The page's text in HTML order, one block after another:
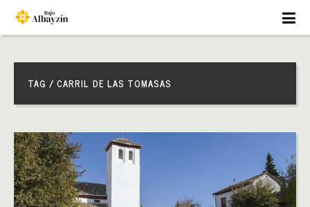
TAG / CARRIL DE LAS TOMASAS